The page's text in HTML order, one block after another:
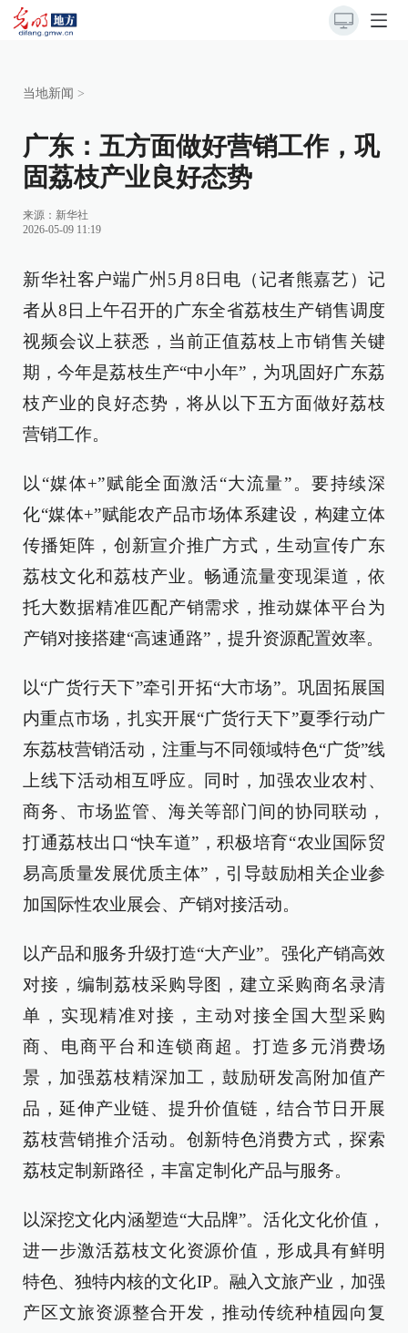
当地新闻 >
广东：五方面做好营销工作，巩
固荔枝产业良好态势
来源：新华社
2026-05-09 11:19
新华社客户端广州5月8日电（记者熊嘉艺）记
者从8日上午召开的广东全省荔枝生产销售调度
视频会议上获悉，当前正值荔枝上市销售关键
期，今年是荔枝生产“中小年”，为巩固好广东荔
枝产业的良好态势，将从以下五方面做好荔枝
营销工作。
以“媒体+”赋能全面激活“大流量”。要持续深
化“媒体+”赋能农产品市场体系建设，构建立体
传播矩阵，创新宣介推广方式，生动宣传广东
荔枝文化和荔枝产业。畅通流量变现渠道，依
托大数据精准匹配产销需求，推动媒体平台为
产销对接搭建“高速通路”，提升资源配置效率。
以“广货行天下”牵引开拓“大市场”。巩固拓展国
内重点市场，扎实开展“广货行天下”夏季行动广
东荔枝营销活动，注重与不同领域特色“广货”线
上线下活动相互呼应。同时，加强农业农村、
商务、市场监管、海关等部门间的协同联动，
打通荔枝出口“快车道”，积极培育“农业国际贸
易高质量发展优质主体”，引导鼓励相关企业参
加国际性农业展会、产销对接活动。
以产品和服务升级打造“大产业”。强化产销高效
对接，编制荔枝采购导图，建立采购商名录清
单，实现精准对接，主动对接全国大型采购
商、电商平台和连锁商超。打造多元消费场
景，加强荔枝精深加工，鼓励研发高附加值产
品，延伸产业链、提升价值链，结合节日开展
荔枝营销推介活动。创新特色消费方式，探索
荔枝定制新路径，丰富定制化产品与服务。
以深挖文化内涵塑造“大品牌”。活化文化价值，
进一步激活荔枝文化资源价值，形成具有鲜明
特色、独特内核的文化IP。融入文旅产业，加强
产区文旅资源整合开发，推动传统种植园向复